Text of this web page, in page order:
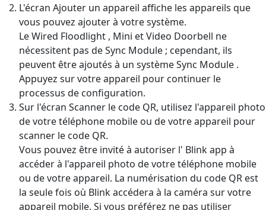
L'écran Ajouter un appareil affiche les appareils que
vous pouvez ajouter à votre système.
Le Wired Floodlight , Mini et Video Doorbell ne
nécessitent pas de Sync Module ; cependant, ils
peuvent être ajoutés à un système Sync Module .
Appuyez sur votre appareil pour continuer le
processus de configuration.
Sur l'écran Scanner le code QR, utilisez l'appareil photo
de votre téléphone mobile ou de votre appareil pour
scanner le code QR.
Vous pouvez être invité à autoriser l' Blink app à
accéder à l'appareil photo de votre téléphone mobile
ou de votre appareil. La numérisation du code QR est
la seule fois où Blink accédera à la caméra sur votre
appareil mobile. Si vous préférez ne pas utiliser